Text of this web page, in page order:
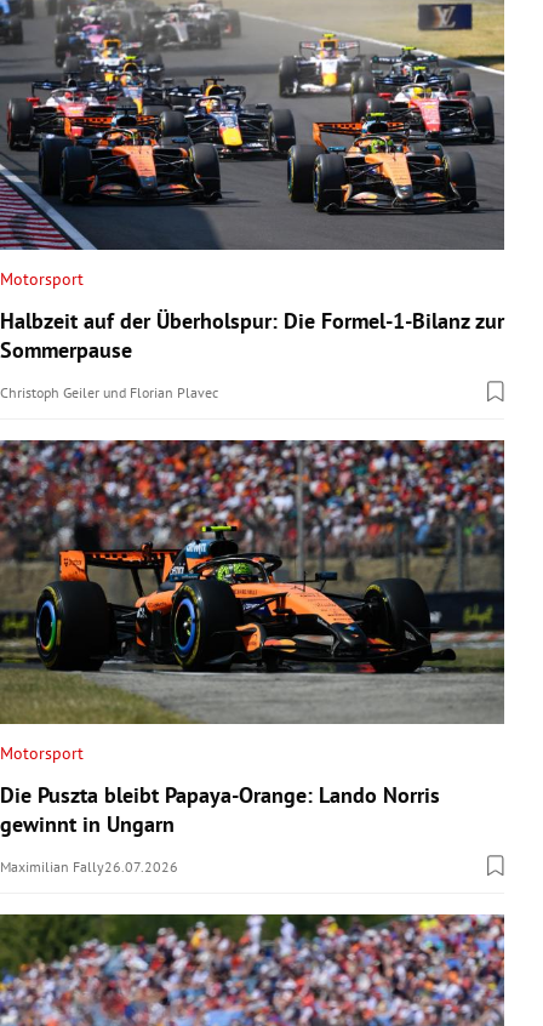
Motorsport
Halbzeit auf der Überholspur: Die Formel-1-Bilanz zur
Sommerpause
Christoph Geiler und Florian Plavec
Motorsport
Die Puszta bleibt Papaya-Orange: Lando Norris
gewinnt in Ungarn
Maximilian Fally26.07.2026